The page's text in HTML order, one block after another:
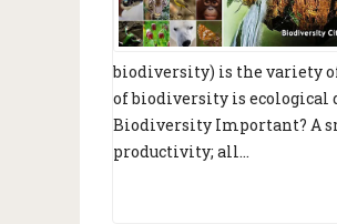
biodiversity) is the variety
of biodiversity is ecological
Biodiversity Important? A
productivity; all...